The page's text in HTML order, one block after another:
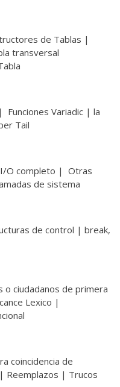
de Tablas |
transversal
Variadic | la
Tail
I/O completo | Otras
de sistema
de control | break,
ciudadanos de primera
Lexico |
coincidencia de
| Trucos